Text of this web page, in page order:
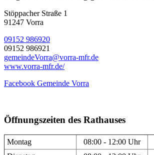
Stöppacher Straße 1
91247 Vorra
09152 986920
09152 986921
gemeindeVorra@vorra-mfr.de
www.vorra-mfr.de/
Facebook Gemeinde Vorra
Öffnungszeiten des Rathauses
Montag 08:00 - 12:00 Uhr